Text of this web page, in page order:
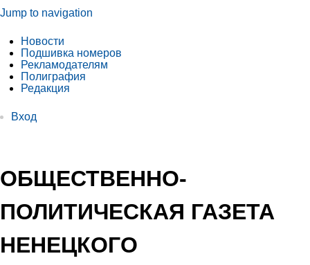
Jump to navigation
Новости
Подшивка номеров
Рекламодателям
Полиграфия
Редакция
Вход
ОБЩЕСТВЕННО-
ПОЛИТИЧЕСКАЯ ГАЗЕТА
НЕНЕЦКОГО